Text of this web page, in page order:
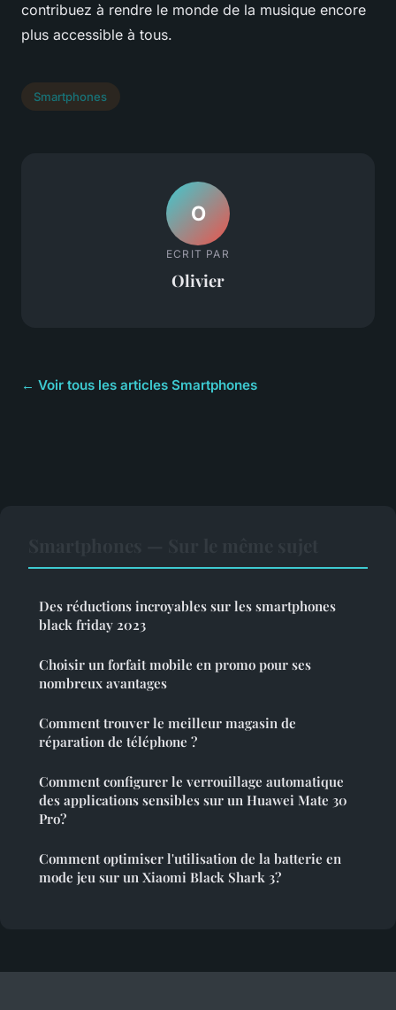
contribuez à rendre le monde de la musique encore
plus accessible à tous.
Smartphones
O
ECRIT PAR
Olivier
← Voir tous les articles Smartphones
Des réductions incroyables sur les smartphones
black friday 2023
Choisir un forfait mobile en promo pour ses
nombreux avantages
Comment trouver le meilleur magasin de
réparation de téléphone ?
Comment configurer le verrouillage automatique
des applications sensibles sur un Huawei Mate 30
Pro?
Comment optimiser l'utilisation de la batterie en
mode jeu sur un Xiaomi Black Shark 3?